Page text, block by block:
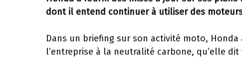
dont il entend continuer à utiliser des
Dans un briefing sur son activité moto,
l’entreprise à la neutralité carbone, qu’elle dit